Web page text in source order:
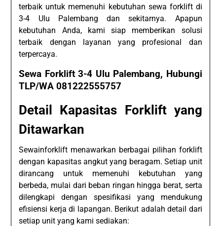
terbaik untuk memenuhi kebutuhan sewa forklift di
3-4 Ulu Palembang dan sekitarnya. Apapun
kebutuhan Anda, kami siap memberikan solusi
terbaik dengan layanan yang profesional dan
terpercaya.
Sewa Forklift 3-4 Ulu Palembang, Hubungi
TLP/WA 081222555757
Detail Kapasitas Forklift yang
Ditawarkan
Sewainforklift menawarkan berbagai pilihan forklift
dengan kapasitas angkut yang beragam. Setiap unit
dirancang untuk memenuhi kebutuhan yang
berbeda, mulai dari beban ringan hingga berat, serta
dilengkapi dengan spesifikasi yang mendukung
efisiensi kerja di lapangan. Berikut adalah detail dari
setiap unit yang kami sediakan: